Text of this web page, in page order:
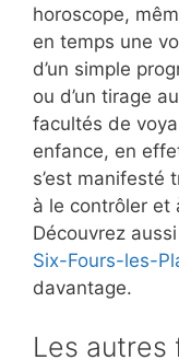
horoscope,
en temps une
d’un simple
ou d’un tirage
facultés de
enfance, en
s’est manifesté
à le contrôler et
Découvrez aussi
Six-Fours-les-
davantage.
Les autres